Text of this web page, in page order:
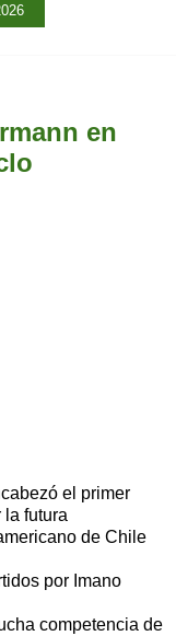
en
el primer
la futura
de Chile
por Imano
competencia de